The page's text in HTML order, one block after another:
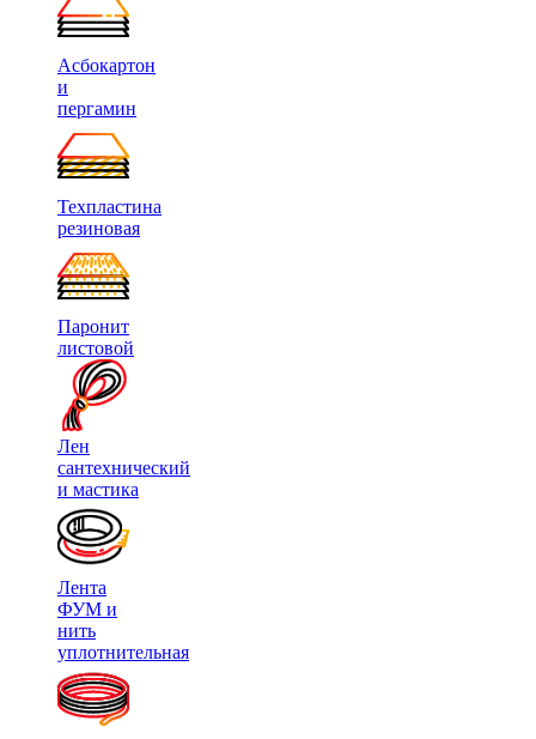
Асбокартон
и
пергамин
Техпластина
резиновая
Паронит
листовой
Лен
сантехнический
и мастика
Лента
ФУМ и
нить
уплотнительная